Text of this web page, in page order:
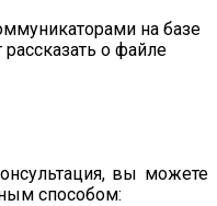
на базе
о файле
вы можете
способом: